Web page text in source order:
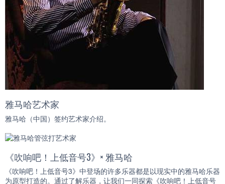
雅马哈艺术家
雅马哈（中国）签约艺术家介绍。
《吹响吧！上低音号3》× 雅马哈
《吹响吧！上低音号3》中登场的许多乐器都是以现实中的雅马哈乐器
为原型打造的。通过了解乐器，让我们一同探索《吹响吧！上低音号